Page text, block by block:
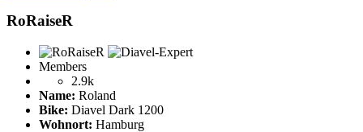
RoRaiseR
Members
2.9k
Name: Roland
Bike: Diavel Dark 1200
Wohnort: Hamburg